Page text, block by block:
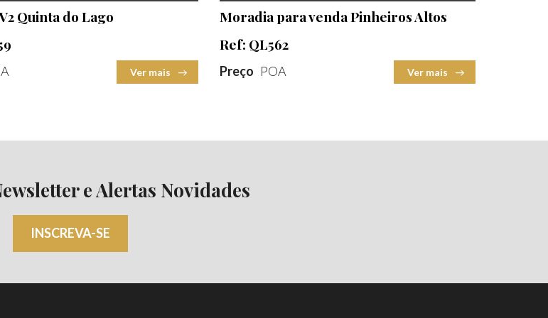
2
Terreno
Quinta do Lago
Ver mais
2
Terreno
Moradia para venda Pinheiros Altos
Ref: QL562
Ver mais
Preço POA
e Alertas Novidades
INSCREVA-SE